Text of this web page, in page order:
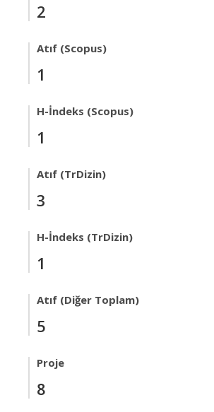
2
Atıf (Scopus)
1
H-İndeks (Scopus)
1
Atıf (TrDizin)
3
H-İndeks (TrDizin)
1
Atıf (Diğer Toplam)
5
Proje
8